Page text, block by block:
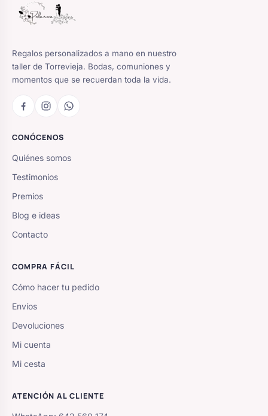
Regalos personalizados a mano en nuestro
taller de Torrevieja. Bodas, comuniones y
momentos que se recuerdan toda la vida.
CONÓCENOS
Quiénes somos
Testimonios
Premios
Blog e ideas
Contacto
COMPRA FÁCIL
Cómo hacer tu pedido
Envíos
Devoluciones
Mi cuenta
Mi cesta
ATENCIÓN AL CLIENTE